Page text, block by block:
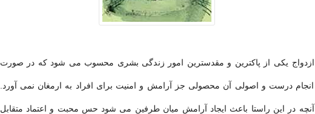
ازدواج یكی از پاكترین و مقدسترین امور زندگی بشری محسوب می شود كه در صورت
انجام درست و اصولی آن محصولی جز آرامش و امنیت برای افراد به ارمغان نمی آورد.
آنچه در این راستا باعث ایجاد آرامش میان طرفین می شود حس محبت و‌ اعتماد متقابل